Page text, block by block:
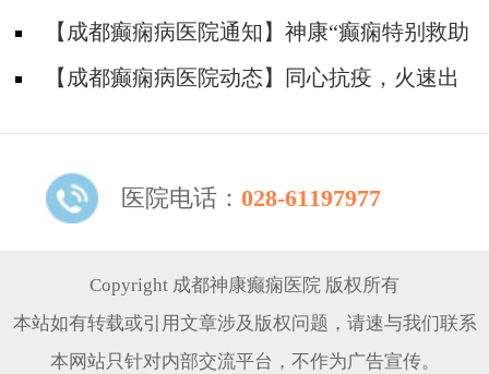
额，预约开启！
救助周”大型公益活动圆满结束！
【成都癫痫病医院通知】神康“癫痫特别救助
周”协力抗癫，5000-12000元大额救助金等你来
【成都癫痫病医院动态】同心抗疫，火速出
医院电话： 028-61197977
Copyright 成都神康癫痫医院 版权所有
本站如有转载或引用文章涉及版权问题，请速与我们联系
本网站只针对内部交流平台，不作为广告宣传。